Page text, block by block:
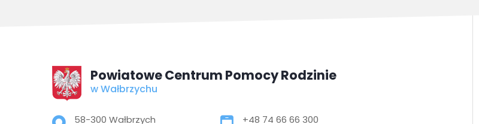
Powiatowe Centrum Pomocy Rodzinie
w Wałbrzychu
Adres pocztowy:
58-300 Wałbrzych +48 74 66 66 300